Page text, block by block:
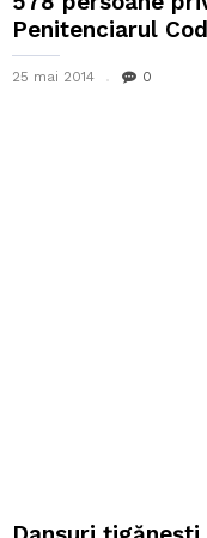
Penitenciarul
25 mai 2014 0